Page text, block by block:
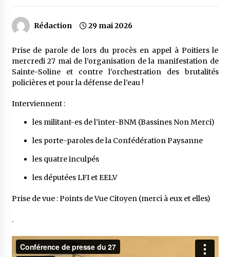
Rédaction 29 mai 2026
Prise de parole de lors du procès en appel à Poitiers le
mercredi 27 mai de l’organisation de la manifestation de
Sainte-Soline et contre l’orchestration des brutalités
policières et pour la défense de l’eau !
Interviennent :
les militant-es de l’inter-BNM (Bassines Non Merci)
les porte-paroles de la Confédération Paysanne
les quatre inculpés
les députées LFI et EELV
Prise de vue : Points de Vue Citoyen (merci à eux et elles)
.